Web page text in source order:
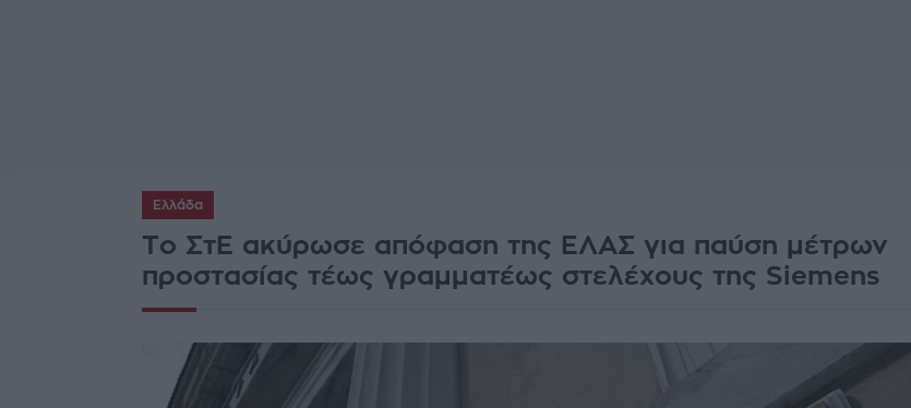
Ελλάδα
Το ΣτΕ ακύρωσε απόφαση της ΕΛΑΣ για παύση μέτρων
προστασίας τέως γραμματέως στελέχους της Siemens